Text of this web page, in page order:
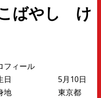
ばやし け
フィール
日
5月10日
地
東京都